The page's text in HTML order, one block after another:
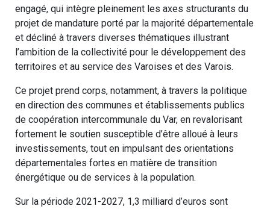
engagé, qui intègre pleinement les axes structurants du
projet de mandature porté par la majorité départementale
et décliné à travers diverses thématiques illustrant
l’ambition de la collectivité pour le développement des
territoires et au service des Varoises et des Varois.
Ce projet prend corps, notamment, à travers la politique
en direction des communes et établissements publics
de coopération intercommunale du Var, en revalorisant
fortement le soutien susceptible d’être alloué à leurs
investissements, tout en impulsant des orientations
départementales fortes en matière de transition
énergétique ou de services à la population.
Sur la période 2021-2027, 1,3 milliard d’euros sont